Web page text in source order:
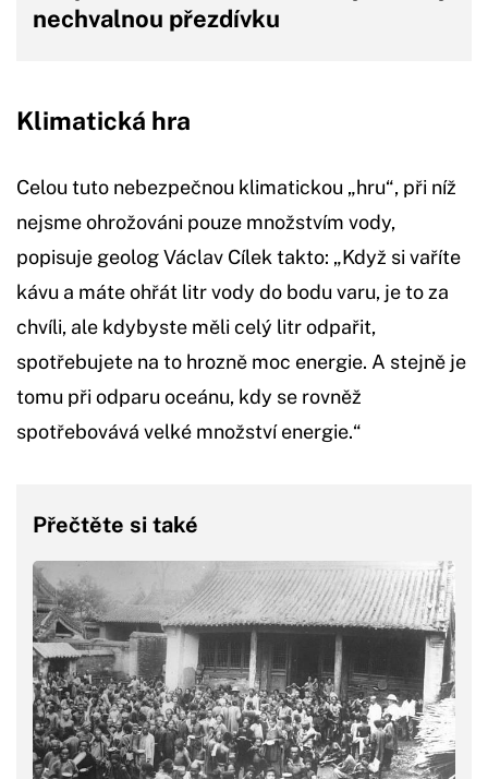
nechvalnou přezdívku
Klimatická hra
Celou tuto nebezpečnou klimatickou „hru“, při níž
nejsme ohrožováni pouze množstvím vody,
popisuje geolog Václav Cílek takto: „Když si vaříte
kávu a máte ohřát litr vody do bodu varu, je to za
chvíli, ale kdybyste měli celý litr odpařit,
spotřebujete na to hrozně moc energie. A stejně je
tomu při odparu oceánu, kdy se rovněž
spotřebovává velké množství energie.“
Přečtěte si také